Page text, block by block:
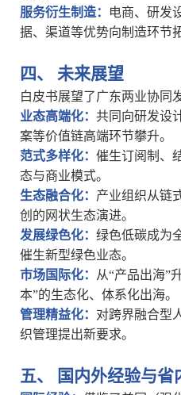
‌服务衍生制造‌：
电商、研发
据、渠道等优势向制造环节
四、 未来展望
白皮书展望了广东两业协同
‌业态高端化‌： 共同向研发设
案等价值链高端环节攀升。
‌范式多样化‌： 催生订阅制、
态与商业模式。
‌生态融合化‌： 产业组织从链
创的网状生态演进。
‌发展绿色化‌： 绿色低碳成为
催生新型绿色业态。
‌市场国际化‌：
从“产品出海”
本”的生态化、体系化出海。
‌管理精益化‌： 对跨界融合型
织管理提出新要求。
五、 国内外经验与省